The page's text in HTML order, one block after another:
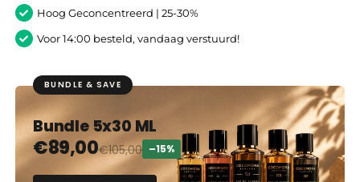
Hoog Geconcentreerd | 25-30%
Voor 14:00 besteld, vandaag verstuurd!
BUNDLE & SAVE
Bundle 5x30 ML
€89,00€105,00 –15%